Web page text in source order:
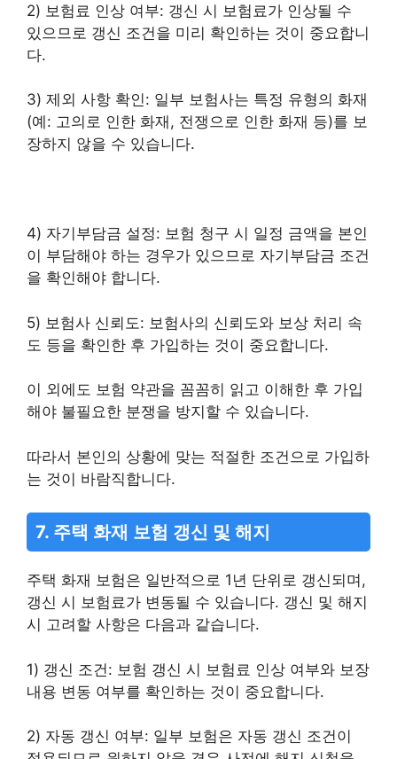
2) 보험료 인상 여부: 갱신 시 보험료가 인상될 수
있으므로 갱신 조건을 미리 확인하는 것이 중요합니
다.
3) 제외 사항 확인: 일부 보험사는 특정 유형의 화재
(예: 고의로 인한 화재, 전쟁으로 인한 화재 등)를 보
장하지 않을 수 있습니다.
4) 자기부담금 설정: 보험 청구 시 일정 금액을 본인
이 부담해야 하는 경우가 있으므로 자기부담금 조건
을 확인해야 합니다.
5) 보험사 신뢰도: 보험사의 신뢰도와 보상 처리 속
도 등을 확인한 후 가입하는 것이 중요합니다.
이 외에도 보험 약관을 꼼꼼히 읽고 이해한 후 가입
해야 불필요한 분쟁을 방지할 수 있습니다.
따라서 본인의 상황에 맞는 적절한 조건으로 가입하
는 것이 바람직합니다.
7. 주택 화재 보험 갱신 및 해지
주택 화재 보험은 일반적으로 1년 단위로 갱신되며,
갱신 시 보험료가 변동될 수 있습니다. 갱신 및 해지
시 고려할 사항은 다음과 같습니다.
1) 갱신 조건: 보험 갱신 시 보험료 인상 여부와 보장
내용 변동 여부를 확인하는 것이 중요합니다.
2) 자동 갱신 여부: 일부 보험은 자동 갱신 조건이